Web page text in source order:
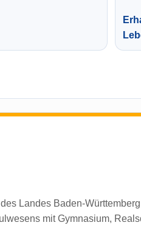
Landes Baden-
mit Gymnasium,